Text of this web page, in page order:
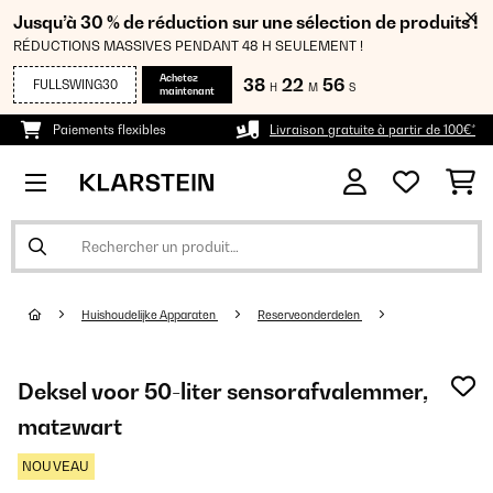
Jusqu’à 30 % de réduction sur une sélection de produits !
RÉDUCTIONS MASSIVES PENDANT 48 H SEULEMENT !
FULLSWING30
Achetez
maintenant
38 H 22 M 55 S
Paiements flexibles Livraison gratuite à partir de 100€*
Huishoudelijke Apparaten Reserveonderdelen
Deksel voor 50-liter sensorafvalemmer,
matzwart
NOUVEAU